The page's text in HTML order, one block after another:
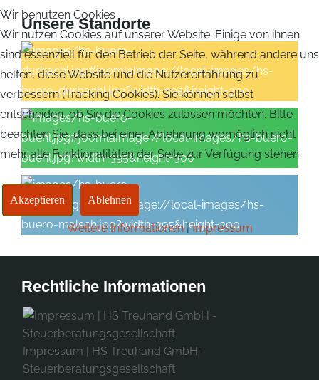
Unsere Standorte
Rechtliche Informationen
Impressum | HS Treuhand GmbH -
Steuerberatungsgesellschaft
Wir benutzen Cookies
Wir nutzen Cookies auf unserer Website. Einige von ihnen
sind essenziell für den Betrieb der Seite, während andere uns
helfen, diese Website und die Nutzererfahrung zu
verbessern (Tracking Cookies). Sie können selbst
entscheiden, ob Sie die Cookies zulassen möchten. Bitte
beachten Sie, dass bei einer Ablehnung womöglich nicht
mehr alle Funktionalitäten der Seite zur Verfügung stehen.
Akzeptieren Ablehnen
Weitere Informationen|Impressum